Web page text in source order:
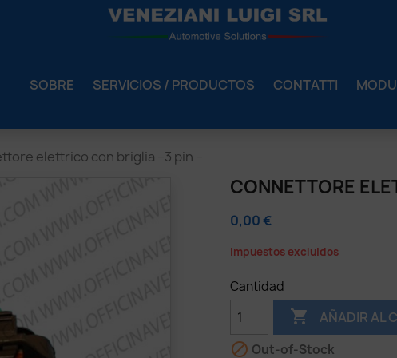
SOBRE SERVICIOS / PRODUCTOS CONTATTI
elettrico con briglia –3 pin –
CONNETTORE
0,00 €
Impuestos excluidos
Cantidad
 AÑADIR AL
 Out-of-Stock